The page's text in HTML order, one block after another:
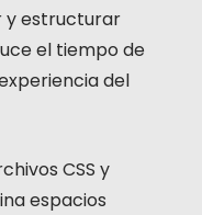
y estructurar
el tiempo de
del
CSS y
espacios